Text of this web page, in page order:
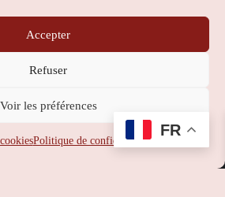
Accepter
Refuser
Voir les préférences
Politique de confidentialité
FR